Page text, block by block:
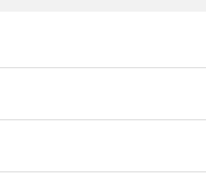
毕业；
与电力拖动等相关专业；